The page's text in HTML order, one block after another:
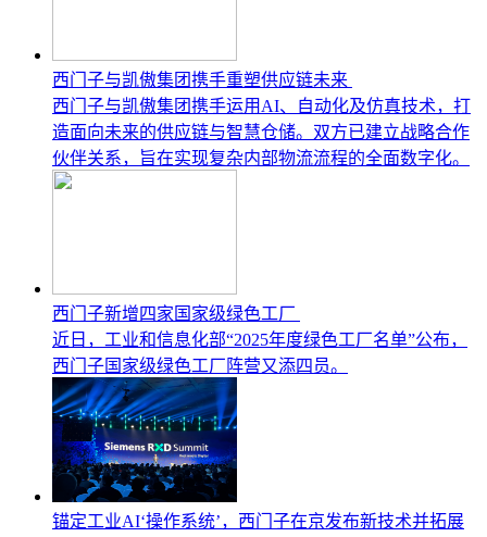
西门子与凯傲集团携手重塑供应链未来
西门子与凯傲集团携手运用AI、自动化及仿真技术，打
造面向未来的供应链与智慧仓储。双方已建立战略合作
伙伴关系，旨在实现复杂内部物流流程的全面数字化。
西门子新增四家国家级绿色工厂
近日，工业和信息化部“2025年度绿色工厂名单”公布，
西门子国家级绿色工厂阵营又添四员。
锚定工业AI‘操作系统’，西门子在京发布新技术并拓展